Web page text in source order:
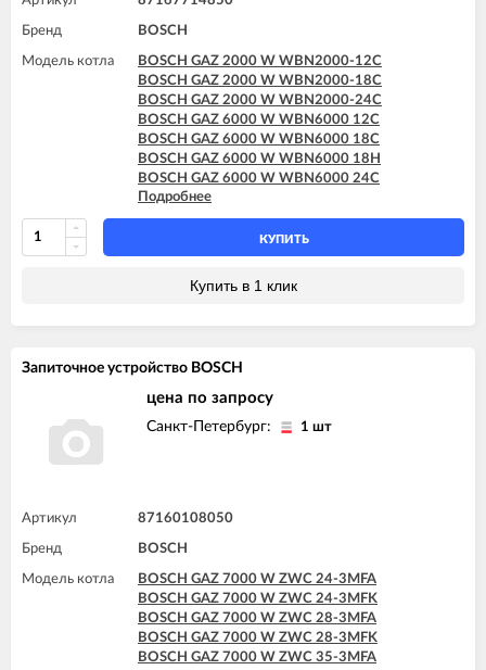
Бренд BOSCH
Модель котла
BOSCH GAZ 2000 W WBN2000-12C
BOSCH GAZ 2000 W WBN2000-18C
BOSCH GAZ 2000 W WBN2000-24C
BOSCH GAZ 6000 W WBN6000 12C
BOSCH GAZ 6000 W WBN6000 18C
BOSCH GAZ 6000 W WBN6000 18H
BOSCH GAZ 6000 W WBN6000 24C
BOSCH GAZ 6000 W WBN6000 24H
BOSCH GAZ 6000 W WBN6000 28C
BOSCH GAZ 6000 W WBN6000 28H
BOSCH GAZ 6000 W WBN6000 35C
Подробнее
КУПИТЬ
Купить в 1 клик
Запиточное устройство BOSCH
цена по запросу
Санкт-Петербург: 1 шт
Артикул 87160108050
Бренд BOSCH
Модель котла
BOSCH GAZ 7000 W ZWC 24-3MFA
BOSCH GAZ 7000 W ZWC 24-3MFK
BOSCH GAZ 7000 W ZWC 28-3MFA
BOSCH GAZ 7000 W ZWC 28-3MFK
BOSCH GAZ 7000 W ZWC 35-3MFA